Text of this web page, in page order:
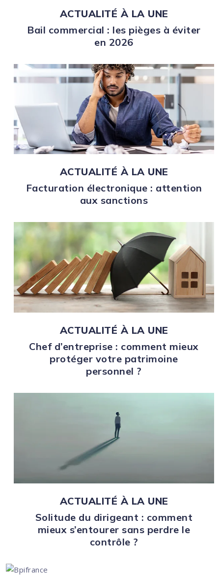
ACTUALITÉ À LA UNE
Bail commercial : les pièges à éviter
en 2026
ACTUALITÉ À LA UNE
Facturation électronique : attention
aux sanctions
ACTUALITÉ À LA UNE
Chef d’entreprise : comment mieux
protéger votre patrimoine
personnel ?
ACTUALITÉ À LA UNE
Solitude du dirigeant : comment
mieux s’entourer sans perdre le
contrôle ?